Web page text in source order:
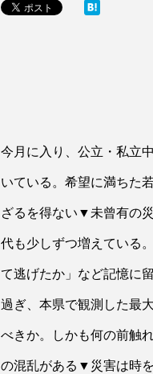
今月に入り、公立・私立
いている。希望に満ちた
ざるを得ない▼未曾有の
代も少しずつ増えている
て逃げたか」など記憶に
過ぎ、本県で観測した最
べきか。しかも何の前触
の混乱がある▼災害は時